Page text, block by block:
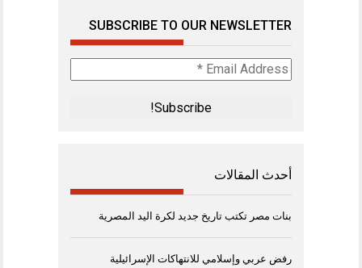
SUBSCRIBE TO OUR NEWSLETTER
Email
Address
أحدث المقالات
بنات مصر تكتب تاريخ جديد لكرة اليد المصرية
رفض عربي وإسلامي للانتهاكات الإسرائيلية